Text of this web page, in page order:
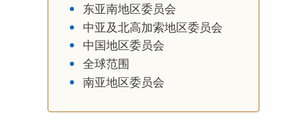
东亚南地区委员会
中亚及北高加索地区委员会
中国地区委员会
全球范围
南亚地区委员会